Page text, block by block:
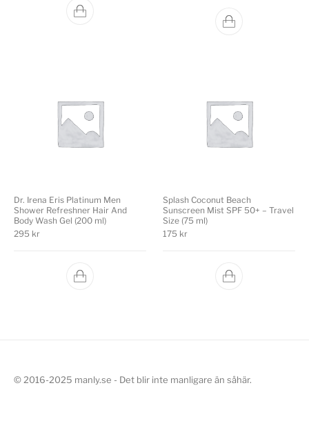
Dr. Irena Eris Platinum Men
Shower Refreshner Hair And
Body Wash Gel (200 ml)
295 kr
Splash Coconut Beach
Sunscreen Mist SPF 50+ – Travel
Size (75 ml)
175 kr
© 2016-2025 manly.se - Det blir inte manligare än såhär.